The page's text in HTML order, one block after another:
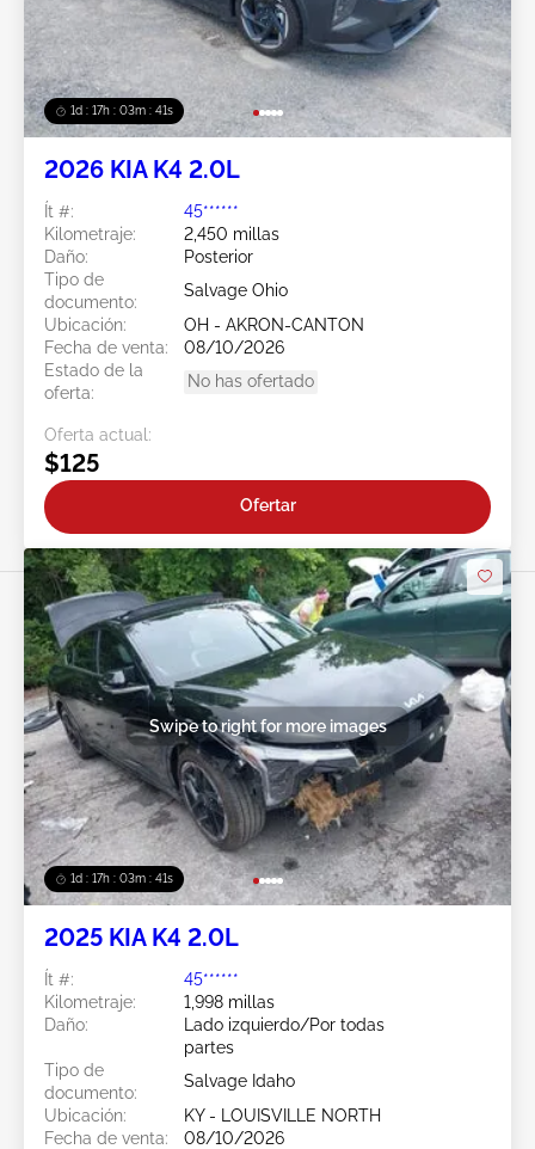
1d : 17h : 03m : 38s
2026 KIA K4 2.0L
Ít #:
45******
Kilometraje:
2,450 millas
Daño:
Posterior
Tipo de
documento:
Salvage Ohio
Ubicación:
OH - AKRON-CANTON
Fecha de venta:
08/10/2026
Estado de la
oferta:
No has ofertado
Oferta actual:
$125
Ofertar
1d : 17h : 03m : 38s
Swipe to right for more images
2025 KIA K4 2.0L
Ít #:
45******
Kilometraje:
1,998 millas
Daño:
Lado izquierdo/Por todas
partes
Tipo de
documento:
Salvage Idaho
Ubicación:
KY - LOUISVILLE NORTH
Fecha de venta:
08/10/2026